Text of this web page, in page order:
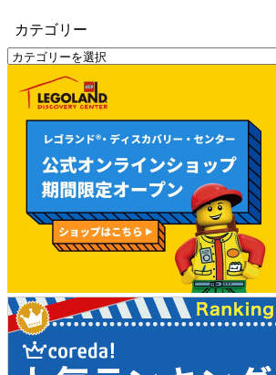
カテゴリー
カ
ゴ